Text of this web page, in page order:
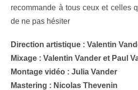
recommande à tous ceux et celles
de ne pas hésiter
Direction artistique : Valentin
Mixage : Valentin Vander et Paul
Montage vidéo : Julia Vander
Mastering : Nicolas Thevenin